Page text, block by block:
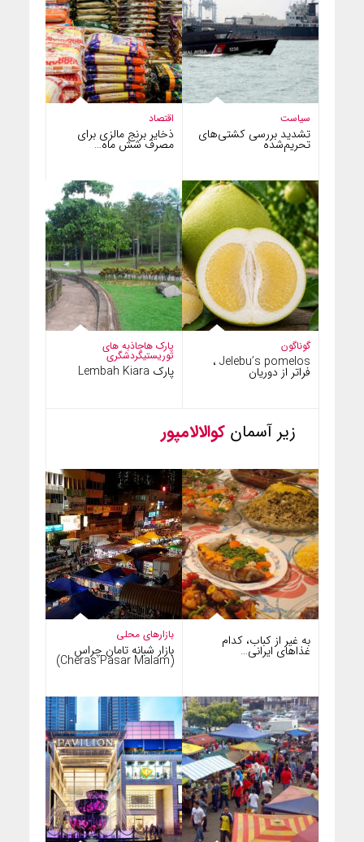
اقتصاد
ذخایر برنج مالزی برای
مصرف شش ماه…
سیاست
تشدید بررسی کشتی‌های
تحریم‌شده
پارک هاجاذبه های
توریستیگردشگری
پارک Lembah Kiara
گوناگون
Jelebu’s pomelos ،
فراتر از دوریان
زیر آسمان کوالالامپور
بازارهای محلی
بازار شبانه تامان چراس
(Cheras Pasar Malam)
به غیر از کباب، کدام
غذاهای ایرانی…